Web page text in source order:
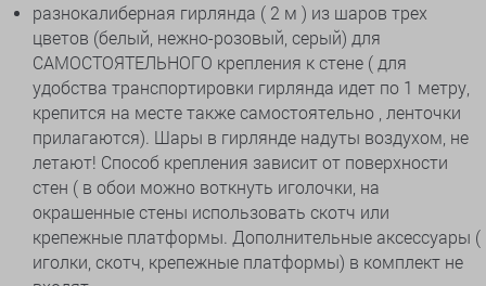
разнокалиберная гирлянда ( 2 м ) из шаров трех
цветов (белый, нежно-розовый, серый) для
САМОСТОЯТЕЛЬНОГО крепления к стене ( для
удобства транспортировки гирлянда идет по 1 метру,
крепится на месте также самостоятельно , ленточки
прилагаются). Шары в гирлянде надуты воздухом, не
летают! Способ крепления зависит от поверхности
стен ( в обои можно воткнуть иголочки, на
окрашенные стены использовать скотч или
крепежные платформы. Дополнительные аксессуары (
иголки, скотч, крепежные платформы) в комплект не